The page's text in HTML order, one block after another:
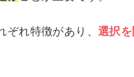
れ特徴があり、 選択